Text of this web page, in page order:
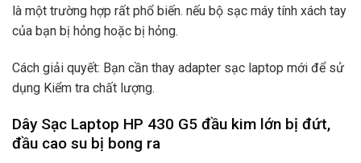
là một trường hợp rất phổ biến. nếu bộ sạc máy tính xách tay
của bạn bị hỏng hoặc bị hỏng.
Cách giải quyết: Bạn cần thay adapter sạc laptop mới để sử
dụng Kiểm tra chất lượng.
Dây Sạc Laptop HP 430 G5 đầu kim lớn bị đứt,
đầu cao su bị bong ra